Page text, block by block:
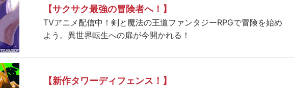
【サクサク最強の冒険者へ！】
TVアニメ配信中！剣と魔法の王道ファンタジーRPGで冒険を始め
よう。異世界転生への扉が今開かれる！
【新作タワーディフェンス！】